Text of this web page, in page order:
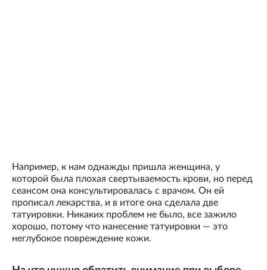
Например, к нам однажды пришла женщина, у
которой была плохая свертываемость крови, но перед
сеансом она консультировалась с врачом. Он ей
прописал лекарства, и в итоге она сделала две
татуировки. Никаких проблем не было, все зажило
хорошо, потому что нанесение татуировки — это
неглубокое повреждение кожи.